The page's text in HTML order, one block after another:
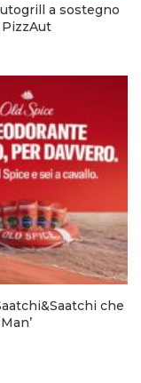
a sostegno
che